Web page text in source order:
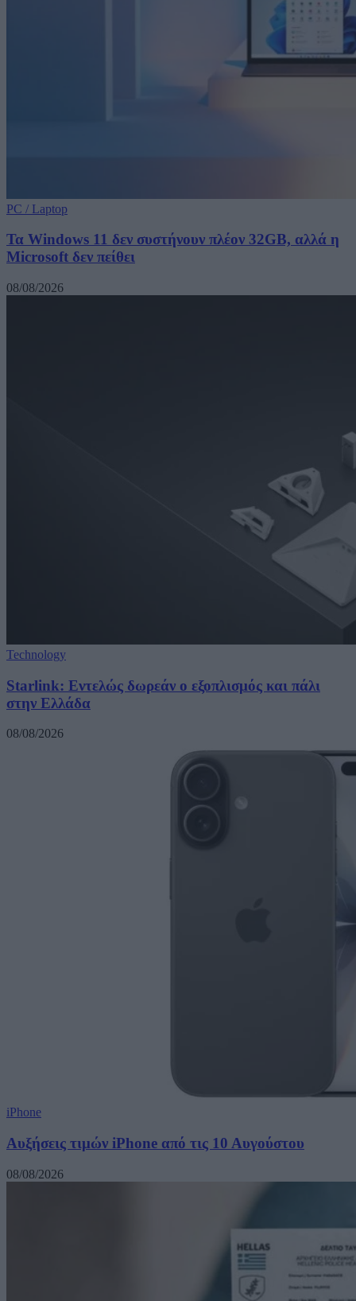
PC / Laptop
Τα Windows 11 δεν συστήνουν πλέον 32GB, αλλά η
Microsoft δεν πείθει
08/08/2026
Technology
Starlink: Εντελώς δωρεάν ο εξοπλισμός και πάλι
στην Ελλάδα
08/08/2026
iPhone
Αυξήσεις τιμών iPhone από τις 10 Αυγούστου
08/08/2026